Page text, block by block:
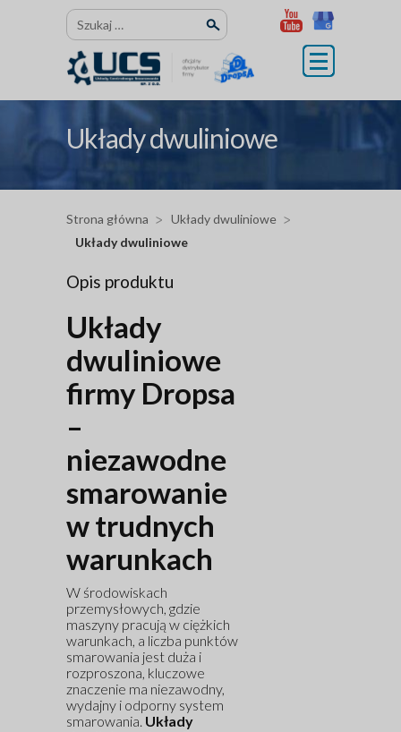
Szukaj:
Układy dwuliniowe
Strona główna
Układy dwuliniowe
Układy dwuliniowe
Opis produktu
Układy
dwuliniowe
firmy Dropsa
–
niezawodne
smarowanie
w trudnych
warunkach
W środowiskach
przemysłowych, gdzie
maszyny pracują w ciężkich
warunkach, a liczba punktów
smarowania jest duża i
rozproszona, kluczowe
znaczenie ma niezawodny,
wydajny i odporny system
smarowania. Układy